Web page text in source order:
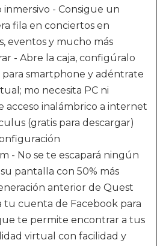
- Consigue un
fila en conciertos en
eventos y mucho más
- Abre la caja, configúralo
para smartphone y adéntrate
mo necesita PC ni
acceso inalámbrico a internet
(gratis para descargar)
- No se te escapará ningún
pantalla con 50% más
anterior de Quest
tu cuenta de Facebook para
te permite encontrar a tus
virtual con facilidad y